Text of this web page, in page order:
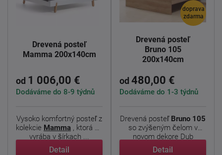
Drevená posteľ
Mamma 200x140cm
od 1 006,00 €
Dodáváme do 8-9 týdnů
Vysoko komfortný posteľ z
kolekcie Mamma , ktorá sa
vyrába v šírkach ...
Detail
doprava
zdarma
Drevená posteľ
Bruno 105
200x140cm
od 480,00 €
Dodáváme do 1-3 týdnů
Drevená posteľ Bruno 105
so zvýšeným čelom v
novom dekore Dub
nebraska ...
Detail